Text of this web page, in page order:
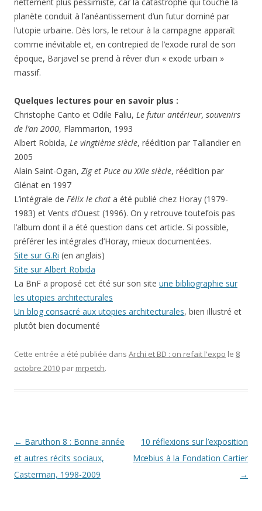
planète conduit à l’anéantissement d’un futur dominé par
l’utopie urbaine. Dès lors, le retour à la campagne apparaît
comme inévitable et, en contrepied de l’exode rural de son
époque, Barjavel se prend à rêver d’un « exode urbain »
massif.
Quelques lectures pour en savoir plus :
Christophe Canto et Odile Faliu, Le futur antérieur, souvenirs
de l’an 2000, Flammarion, 1993
Albert Robida, Le vingtième siècle, réédition par Tallandier en
2005
Alain Saint-Ogan, Zig et Puce au XXIe siècle, réédition par
Glénat en 1997
L’intégrale de Félix le chat a été publié chez Horay (1979-
1983) et Vents d’Ouest (1996). On y retrouve toutefois pas
l’album dont il a été question dans cet article. Si possible,
préférer les intégrales d’Horay, mieux documentées.
Site sur G.Ri (en anglais)
Site sur Albert Robida
La BnF a proposé cet été sur son site une bibliographie sur
les utopies architecturales
Un blog consacré aux utopies architecturales, bien illustré et
plutôt bien documenté
Cette entrée a été publiée dans Archi et BD : on refait l'expo le 8
octobre 2010 par mrpetch.
Navigation
des
articles
← Baruthon 8 : Bonne année
et autres récits sociaux,
Casterman, 1998-2009
10 réflexions sur l’exposition
Mœbius à la Fondation Cartier
→